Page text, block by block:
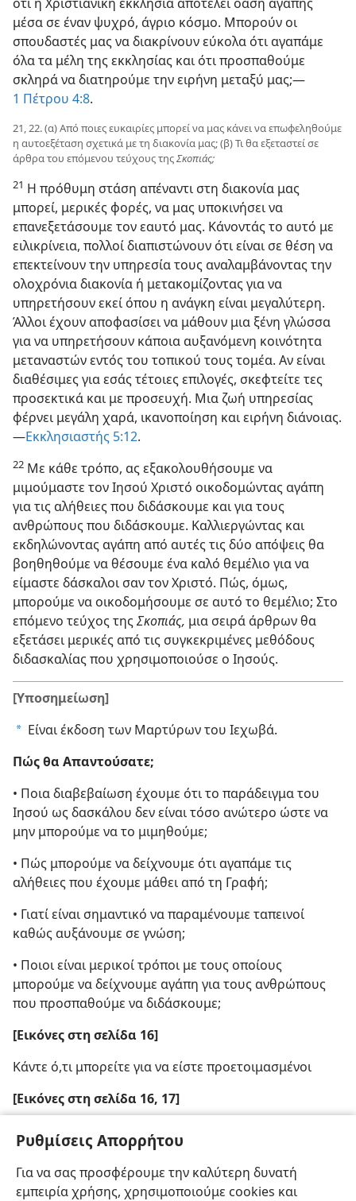
Ρυθμίσεις Απορρήτου
Για να σας προσφέρουμε την καλύτερη δυνατή
εμπειρία χρήσης, χρησιμοποιούμε cookies και
ότι η Χριστιανική εκκλησία αποτελεί όαση αγάπης
μέσα σε έναν ψυχρό, άγριο κόσμο. Μπορούν οι
σπουδαστές μας να διακρίνουν εύκολα ότι αγαπάμε
όλα τα μέλη της εκκλησίας και ότι προσπαθούμε
σκληρά να διατηρούμε την ειρήνη μεταξύ μας;​—
1 Πέτρου 4:8.
21, 22. (α) Από ποιες ευκαιρίες μπορεί να μας κάνει να επωφεληθούμε
η αυτοεξέταση σχετικά με τη διακονία μας; (β) Τι θα εξεταστεί σε
άρθρα του επόμενου τεύχους τηςΣκοπιάς;
21 Η πρόθυμη στάση απέναντι στη διακονία μας
μπορεί, μερικές φορές, να μας υποκινήσει να
επανεξετάσουμε τον εαυτό μας. Κάνοντάς το αυτό με
ειλικρίνεια, πολλοί διαπιστώνουν ότι είναι σε θέση να
επεκτείνουν την υπηρεσία τους αναλαμβάνοντας την
ολοχρόνια διακονία ή μετακομίζοντας για να
υπηρετήσουν εκεί όπου η ανάγκη είναι μεγαλύτερη.
Άλλοι έχουν αποφασίσει να μάθουν μια ξένη γλώσσα
για να υπηρετήσουν κάποια αυξανόμενη κοινότητα
μεταναστών εντός του τοπικού τους τομέα. Αν είναι
διαθέσιμες για εσάς τέτοιες επιλογές, σκεφτείτε τες
προσεκτικά και με προσευχή. Μια ζωή υπηρεσίας
φέρνει μεγάλη χαρά, ικανοποίηση και ειρήνη διάνοιας.​
—Εκκλησιαστής 5:12.
22 Με κάθε τρόπο, ας εξακολουθήσουμε να
μιμούμαστε τον Ιησού Χριστό οικοδομώντας αγάπη
για τις αλήθειες που διδάσκουμε και για τους
ανθρώπους που διδάσκουμε. Καλλιεργώντας και
εκδηλώνοντας αγάπη από αυτές τις δύο απόψεις θα
βοηθηθούμε να θέσουμε ένα καλό θεμέλιο για να
είμαστε δάσκαλοι σαν τον Χριστό. Πώς, όμως,
μπορούμε να οικοδομήσουμε σε αυτό το θεμέλιο; Στο
επόμενο τεύχος τηςΣκοπιάς, μια σειρά άρθρων θα
εξετάσει μερικές από τις συγκεκριμένες μεθόδους
διδασκαλίας που χρησιμοποιούσε ο Ιησούς.
[Υποσημείωση]
a Είναι έκδοση των Μαρτύρων του Ιεχωβά.
Πώς θα Απαντούσατε;
• Ποια διαβεβαίωση έχουμε ότι το παράδειγμα του
Ιησού ως δασκάλου δεν είναι τόσο ανώτερο ώστε να
μην μπορούμε να το μιμηθούμε;
• Πώς μπορούμε να δείχνουμε ότι αγαπάμε τις
αλήθειες που έχουμε μάθει από τη Γραφή;
• Γιατί είναι σημαντικό να παραμένουμε ταπεινοί
καθώς αυξάνουμε σε γνώση;
• Ποιοι είναι μερικοί τρόποι με τους οποίους
μπορούμε να δείχνουμε αγάπη για τους ανθρώπους
που προσπαθούμε να διδάσκουμε;
[Εικόνες στη σελίδα 16]
Κάντε ό,τι μπορείτε για να είστε προετοιμασμένοι
[Εικόνες στη σελίδα 16, 17]
Αν θεωρείτε θησαυρό «τη γνώση του Θεού», μπορείτε
να χρησιμοποιείτε τη Γραφή αποτελεσματικά
[Εικόνα στη σελίδα 18]